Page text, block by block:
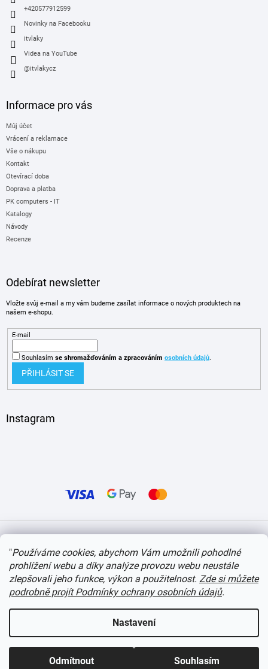
"Používáme cookies, abychom Vám umožnili pohodlné
prohlížení webu a díky analýze provozu webu neustále
zlepšovali jeho funkce, výkon a použitelnost. Zde si můžete
podrobně projít Podmínky ochrany osobních údajů.
Nastavení
Odmítnout Souhlasím
+420577912599
Novinky na Facebooku
itvlaky
Videa na YouTube
@itvlakycz
Informace pro vás
Můj účet
Vrácení a reklamace
Vše o nákupu
Kontakt
Otevírací doba
Doprava a platba
PK computers - IT
Katalogy
Návody
Recenze
Odebírat newsletter
Vložte svůj e-mail a my vám budeme zasílat informace o nových produktech na
našem e-shopu.
E-mail
Souhlasím se shromažďováním a zpracováním osobních údajů.
PŘIHLÁSIT SE
Instagram
Copyright 2026itvlaky.cz . Všechna práva vyhrazena. Upravit nastavení cookies